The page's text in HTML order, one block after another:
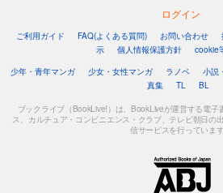
ログイン
ご利用ガイド FAQ(よくある質問) お問い合わせ
示
個人情報保護方針
cookie
少年・青年マンガ
少女・女性マンガ ラノベ 小説
真集
TL BL
ブックライブ（BookLive!）は、BookLiveが運営する電子
ス、カルチュア・コンビニエンス・クラブ、テレビ朝日の
信サービスを行っています